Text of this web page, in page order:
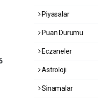
Piyasalar
Puan Durumu
Eczaneler
Astroloji
Sinamalar